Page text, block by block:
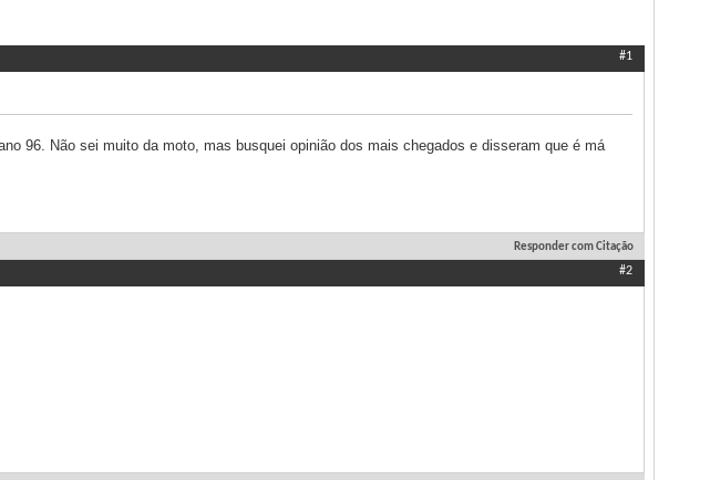
#1
96. Não sei muito da moto, mas busquei opinião dos mais chegados e disseram que é má
Responder com Citação
#2